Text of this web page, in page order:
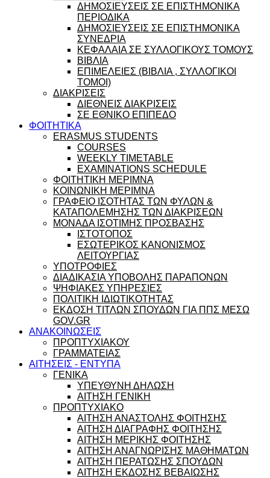
ΔΗΜΟΣΙΕΥΣΕΙΣ ΣΕ ΕΠΙΣΤΗΜΟΝΙΚΑ
ΠΕΡΙΟΔΙΚΑ
ΔΗΜΟΣΙΕΥΣΕΙΣ ΣΕ ΕΠΙΣΤΗΜΟΝΙΚΑ
ΣΥΝΕΔΡΙΑ
ΚΕΦΑΛΑΙΑ ΣΕ ΣΥΛΛΟΓΙΚΟΥΣ ΤΟΜΟΥΣ
ΒΙΒΛΙΑ
ΕΠΙΜΕΛΕΙΕΣ (ΒΙΒΛΙΑ , ΣΥΛΛΟΓΙΚΟΙ
ΤΟΜΟΙ)
ΔΙΑΚΡΙΣΕΙΣ
ΔΙΕΘΝΕΙΣ ΔΙΑΚΡΙΣΕΙΣ
ΣΕ ΕΘΝΙΚΟ ΕΠΙΠΕΔΟ
ΦΟΙΤΗΤΙΚΑ
ERASMUS STUDENTS
COURSES
WEEKLY TIMETABLE
EXAMINATIONS SCHEDULE
ΦΟΙΤΗΤΙΚΗ ΜΕΡΙΜΝΑ
ΚΟΙΝΩΝΙΚΗ ΜΕΡΙΜΝΑ
ΓΡΑΦΕΙΟ ΙΣΟΤΗΤΑΣ ΤΩΝ ΦΥΛΩΝ &
ΚΑΤΑΠΟΛΕΜΗΣΗΣ ΤΩΝ ΔΙΑΚΡΙΣΕΩΝ
ΜΟΝΑΔΑ ΙΣΟΤΙΜΗΣ ΠΡΟΣΒΑΣΗΣ
ΙΣΤΟΤΟΠΟΣ
ΕΣΩΤΕΡΙΚΟΣ ΚΑΝΟΝΙΣΜΟΣ
ΛΕΙΤΟΥΡΓΙΑΣ
ΥΠΟΤΡΟΦΙΕΣ
ΔΙΑΔΙΚΑΣΙΑ ΥΠΟΒΟΛΗΣ ΠΑΡΑΠΟΝΩΝ
ΨΗΦΙΑΚΕΣ ΥΠΗΡΕΣΙΕΣ
ΠΟΛΙΤΙΚΗ ΙΔΙΩΤΙΚΟΤΗΤΑΣ
ΕΚΔΟΣΗ ΤΙΤΛΩΝ ΣΠΟΥΔΩΝ ΓΙΑ ΠΠΣ ΜΕΣΩ
GOV.GR
ΑΝΑΚΟΙΝΩΣΕΙΣ
ΠΡΟΠΤΥΧΙΑΚΟΥ
ΓΡΑΜΜΑΤΕΙΑΣ
ΑΙΤΗΣΕΙΣ - ΕΝΤΥΠΑ
ΓΕΝΙΚΑ
ΥΠΕΥΘΥΝΗ ΔΗΛΩΣΗ
ΑΙΤΗΣΗ ΓΕΝΙΚΗ
ΠΡΟΠΤΥΧΙΑΚΟ
ΑΙΤΗΣΗ ΑΝΑΣΤΟΛΗΣ ΦΟΙΤΗΣΗΣ
ΑΙΤΗΣΗ ΔΙΑΓΡΑΦΗΣ ΦΟΙΤΗΣΗΣ
ΑΙΤΗΣΗ ΜΕΡΙΚΗΣ ΦΟΙΤΗΣΗΣ
ΑΙΤΗΣΗ ΑΝΑΓΝΩΡΙΣΗΣ ΜΑΘΗΜΑΤΩΝ
ΑΙΤΗΣΗ ΠΕΡΑΤΩΣΗΣ ΣΠΟΥΔΩΝ
ΑΙΤΗΣΗ ΕΚΔΟΣΗΣ ΒΕΒΑΙΩΣΗΣ